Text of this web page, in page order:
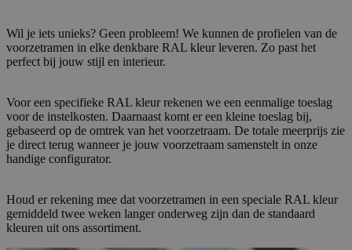
Wil je iets unieks? Geen probleem! We kunnen de profielen van de
voorzetramen in elke denkbare RAL kleur leveren. Zo past het
perfect bij jouw stijl en interieur.
Voor een specifieke RAL kleur rekenen we een eenmalige toeslag
voor de instelkosten. Daarnaast komt er een kleine toeslag bij,
gebaseerd op de omtrek van het voorzetraam. De totale meerprijs zie
je direct terug wanneer je jouw voorzetraam samenstelt in onze
handige configurator.
Houd er rekening mee dat voorzetramen in een speciale RAL kleur
gemiddeld twee weken langer onderweg zijn dan de standaard
kleuren uit ons assortiment.